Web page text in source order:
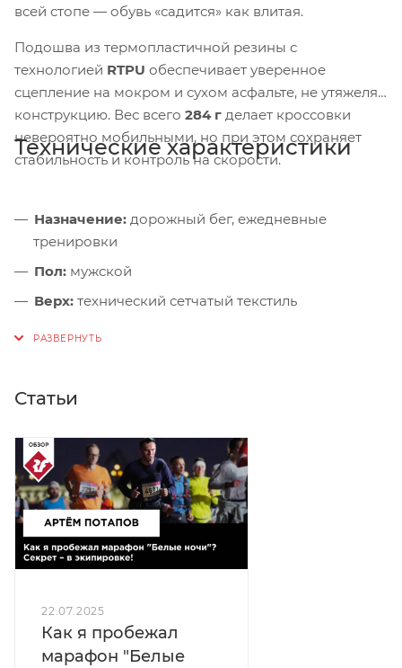
всей стопе — обувь «садится» как влитая.
Подошва из термопластичной резины с
технологией RTPU обеспечивает уверенное
сцепление на мокром и сухом асфальте, не утяжеляя
конструкцию. Вес всего 284 г делает кроссовки
невероятно мобильными, но при этом сохраняет
стабильность и контроль на скорости.
Технические характеристики
Назначение: дорожный бег, ежедневные
тренировки
Пол: мужской
Верх: технический сетчатый текстиль
Межподошва:
Особенности:
анатомическая посадка, дышащий
верх, энергоотдача, долговечность
Статьи
22.07.2025
Как я пробежал
марафон "Белые